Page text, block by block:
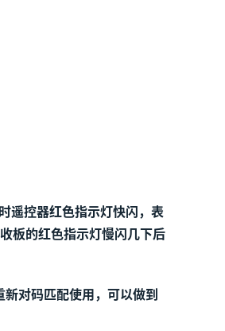
遥控器红色指示灯快闪，表
板的红色指示灯慢闪几下后
对码匹配使用，可以做到